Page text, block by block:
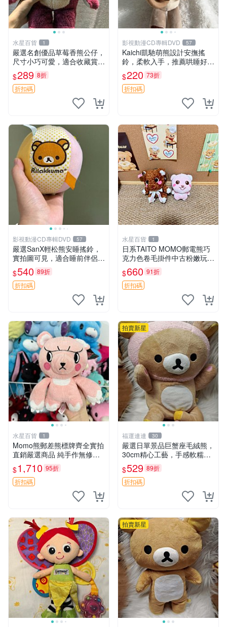
水星百貨 1
嚴選名創優品草莓香熊公仔，
尺寸小巧可愛，適合收藏賞玩
30cm 玩具 公仔 草莓熊
$289 8折
折扣碼
影視動漫CD專輯DVD 57
Kaichi凱馳萌熊設計安撫搖
鈴，柔軟入手，推薦哄睡好選
擇 熊公仔 安撫玩具 喂食環
$220 73折
折扣碼
影視動漫CD專輯DVD 57
嚴選SanX輕松熊安睡搖鈴，
實拍圖可見，適合睡前伴侶，
Picks安撫好物 0325 懸吊 電
腦
$540 89折
折扣碼
水星百貨 1
日系TAITO MOMO郵電熊巧
克力色卷毛掛件中古粉嫩玩偶
微瑕推薦 postpet momo 郵
電熊 中古玩偶
$660 91折
折扣碼
水星百貨 1
Momo熊郵差熊標牌齊全實拍
直銷嚴選商品 純手作無修圖
可收藏 郵差熊 Momo熊 標牌
商品
$1,710 95折
折扣碼
拍賣新星
福運連連 30
嚴選日單景品巨蟹座毛絨熊，
30cm精心工藝，手感軟糯推
薦收藏送人 巨蟹座 毛絨玩具
精緻做工
$529 89折
折扣碼
拍賣新星